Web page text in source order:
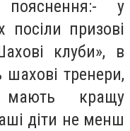
у
призові
клуби», в
тренери,
кращу
діти не менш